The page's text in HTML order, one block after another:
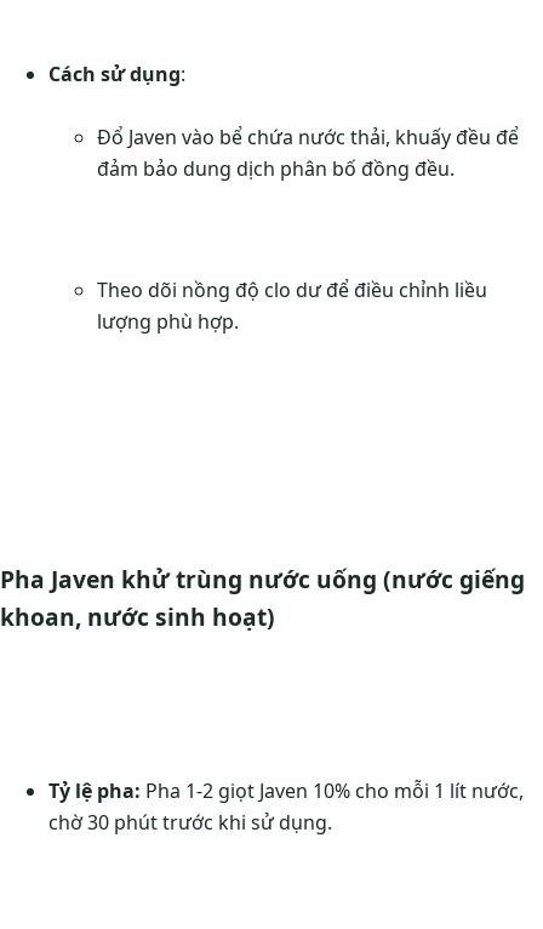
Cách sử dụng:
Đổ Javen vào bể chứa nước thải, khuấy đều để
đảm bảo dung dịch phân bố đồng đều.
Theo dõi nồng độ clo dư để điều chỉnh liều
lượng phù hợp.
Pha Javen khử trùng nước uống (nước giếng
khoan, nước sinh hoạt)
Tỷ lệ pha: Pha 1-2 giọt Javen 10% cho mỗi 1 lít nước,
chờ 30 phút trước khi sử dụng.